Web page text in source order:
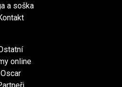
a soška
online
Oscar